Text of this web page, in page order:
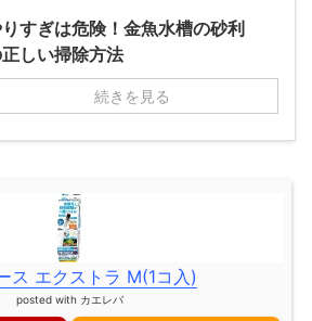
すぎは危険！金魚水槽の砂利
しい掃除方法
続きを見る
ス エクストラ M(1コ入)
posted with カエレバ